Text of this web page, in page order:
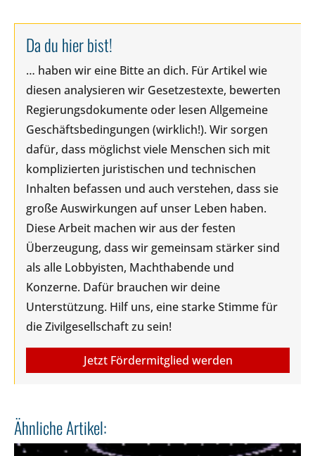
Da du hier bist!
… haben wir eine Bitte an dich. Für Artikel wie
diesen analysieren wir Gesetzestexte, bewerten
Regierungsdokumente oder lesen Allgemeine
Geschäftsbedingungen (wirklich!). Wir sorgen
dafür, dass möglichst viele Menschen sich mit
komplizierten juristischen und technischen
Inhalten befassen und auch verstehen, dass sie
große Auswirkungen auf unser Leben haben.
Diese Arbeit machen wir aus der festen
Überzeugung, dass wir gemeinsam stärker sind
als alle Lobbyisten, Machthabende und
Konzerne. Dafür brauchen wir deine
Unterstützung. Hilf uns, eine starke Stimme für
die Zivilgesellschaft zu sein!
Jetzt Fördermitglied werden
Ähnliche Artikel: